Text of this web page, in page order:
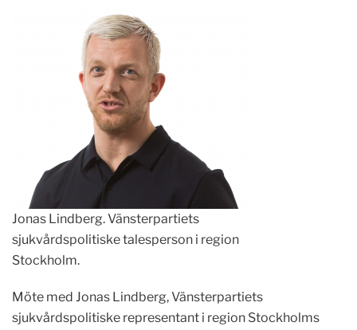
Jonas Lindberg. Vänsterpartiets
sjukvårdspolitiske talesperson i region
Stockholm.
Möte med Jonas Lindberg, Vänsterpartiets
sjukvårdspolitiske representant i region Stockholms